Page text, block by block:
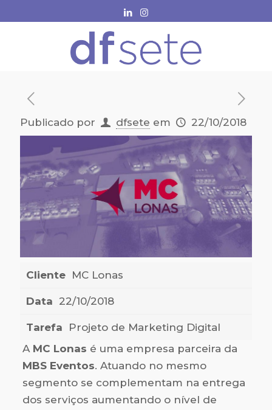
Publicado por dfsete em 22/10/2018
Cliente MC Lonas
Data 22/10/2018
Tarefa
Projeto de Marketing Digital
A MC Lonas é uma empresa parceira da
MBS Eventos. Atuando no mesmo
segmento se complementam na entrega
dos serviços aumentando o nível de